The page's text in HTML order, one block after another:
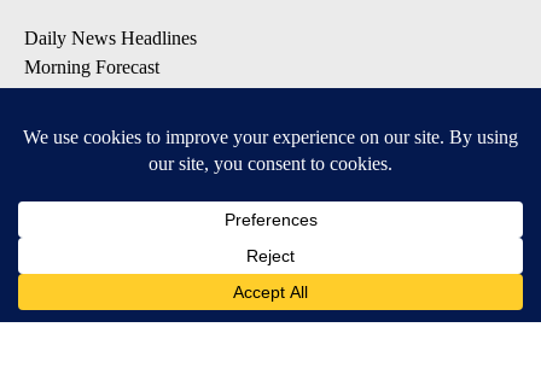
Daily News Headlines
Morning Forecast
Contests & Promotions
DOWNLOAD OUR APPS
Available for iOS and Android